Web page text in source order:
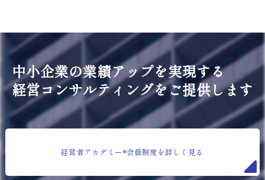
中小企業の業績アップを実現する
経営コンサルティングをご提供します
経営者アカデミー®会員制度を詳しく見る